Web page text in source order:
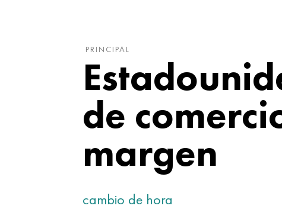
PRINCIPAL
de
margen
cambio de hora